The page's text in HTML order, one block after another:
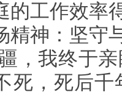
的工作效率
精神：坚守
，我终于
死，死后